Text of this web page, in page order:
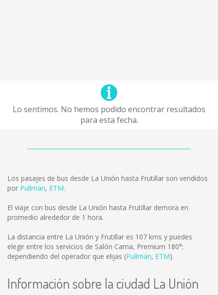
Lo sentimos. No hemos podido encontrar resultados
para esta fecha.
Los pasajes de bus desde La Unión hasta Frutillar son vendidos
por Pullman, ETM.
El viaje con bus desde La Unión hasta Frutillar demora en
promedio alrededor de 1 hora.
La distancia entre La Unión y Frutillar es 107 kms y puedes
elegir entre los servicios de Salón Cama, Premium 180°;
dependiendo del operador que elijas (Pullman, ETM).
Información sobre la ciudad La Unión